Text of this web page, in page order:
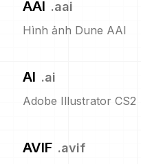
AAI .aai
Hình ảnh Dune AAI
AI .ai
Adobe Illustrator CS2
AVIF .avif